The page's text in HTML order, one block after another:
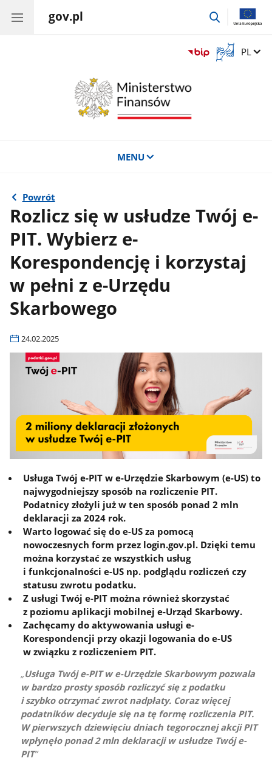
gov.pl
przejdź
Otwórz
okno
Zmień
PL
MENU
Powrót
Rozlicz się w usłudze Twój e-
PIT. Wybierz e-
Korespondencję i korzystaj
w pełni z e-Urzędu
Skarbowego
24.02.2025
Usługa Twój e-PIT w e-Urzędzie Skarbowym (e-US) to
najwygodniejszy sposób na rozliczenie PIT.
Podatnicy złożyli już w ten sposób ponad 2 mln
deklaracji za 2024 rok.
Warto logować się do e-US za pomocą
nowoczesnych form przez login.gov.pl. Dzięki temu
można korzystać ze wszystkich usług
i funkcjonalności e-US np. podglądu rozliczeń czy
statusu zwrotu podatku.
Z usługi Twój e-PIT można również skorzystać
z poziomu aplikacji mobilnej e-Urząd Skarbowy.
Zachęcamy do aktywowania usługi e-
Korespondencji przy okazji logowania do e-US
w związku z rozliczeniem PIT.
Usługa Twój e-PIT w e-Urzędzie Skarbowym pozwala
w bardzo prosty sposób rozliczyć się z podatku
i szybko otrzymać zwrot nadpłaty. Coraz więcej
podatników decyduje się na tę formę rozliczenia PIT.
W pierwszych dziewięciu dniach tegorocznej akcji PIT
wpłynęło ponad 2 mln deklaracji w usłudze Twój e-
PIT